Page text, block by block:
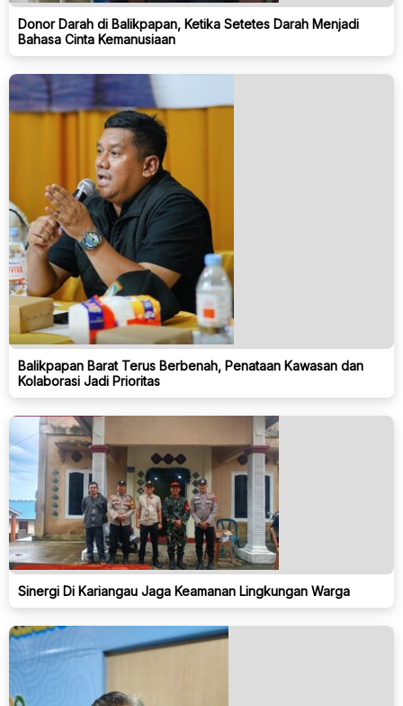
Donor Darah di Balikpapan, Ketika Setetes Darah Menjadi
Bahasa Cinta Kemanusiaan
Balikpapan Barat Terus Berbenah, Penataan Kawasan dan
Kolaborasi Jadi Prioritas
Sinergi Di Kariangau Jaga Keamanan Lingkungan Warga